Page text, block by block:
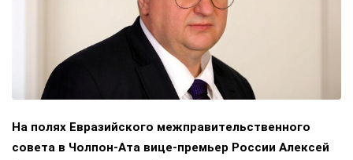
На полях Евразийского межправительственного
совета в Чолпон-Ата вице-премьер России Алексей